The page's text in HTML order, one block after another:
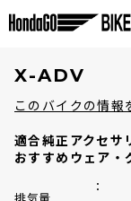
X-ADV
このバイクの情報
適合純正アクセサ
おすすめウェア・
排気量